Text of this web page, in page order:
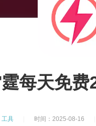
每天免费
工具 时间：2025-08-16